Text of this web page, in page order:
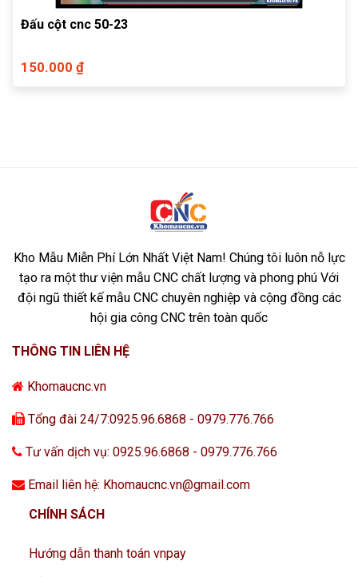
Đấu cột cnc 50-23
150.000 ₫
Kho Mẫu Miễn Phí Lớn Nhất Việt Nam! Chúng tôi luôn nỗ lực
tạo ra một thư viện mẫu CNC chất lượng và phong phú Với
đội ngũ thiết kế mẫu CNC chuyên nghiệp và cộng đồng các
hội gia công CNC trên toàn quốc
THÔNG TIN LIÊN HỆ
Khomaucnc.vn
Tổng đài 24/7:0925.96.6868 - 0979.776.766
Tư vấn dịch vụ: 0925.96.6868 - 0979.776.766
Email liên hệ: Khomaucnc.vn@gmail.com
CHÍNH SÁCH
Hướng dẫn thanh toán vnpay